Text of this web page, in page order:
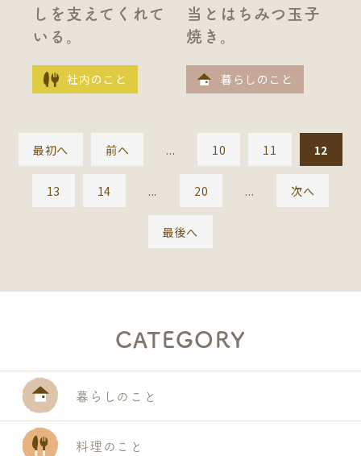
しを支えてくれて
いる。
社内のこと
当とはちみつ玉子
焼き。
暮らしのこと
最初へ 前へ ... 10 11 12
13 14 ... 20 ... 次へ
最後へ
CATEGORY
暮らしのこと
料理のこと